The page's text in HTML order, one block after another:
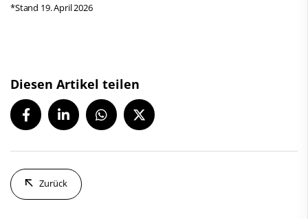
*Stand 19. April 2026
Diesen Artikel teilen
Zurück